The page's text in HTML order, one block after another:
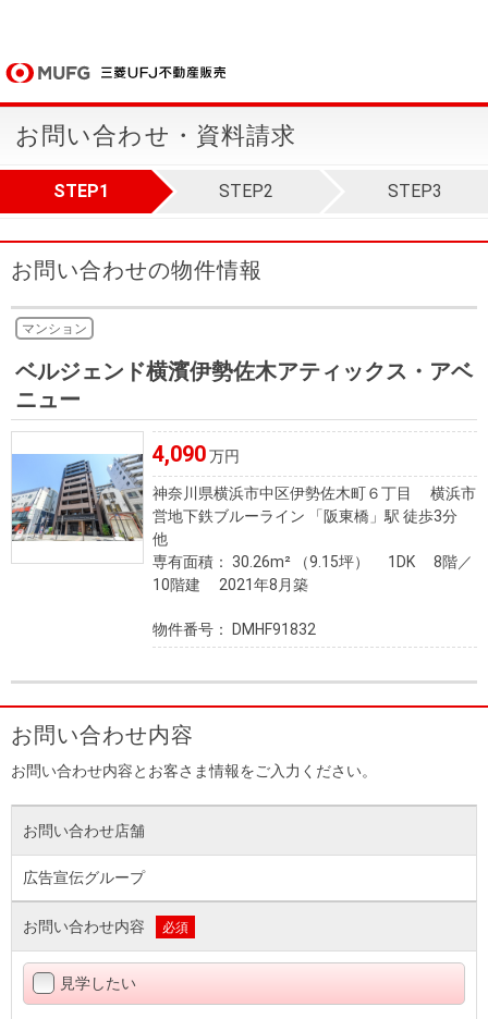
お問い合わせ・資料請求
STEP1 STEP2 STEP3
お問い合わせの物件情報
マンション
ベルジェンド横濱伊勢佐木アティックス・アベ
ニュー
4,090万円
神奈川県横浜市中区伊勢佐木町６丁目 横浜市
営地下鉄ブルーライン 「阪東橋」駅 徒歩3分
他
専有面積： 30.26m² （9.15坪） 1DK 8階／
10階建 2021年8月築
物件番号： DMHF91832
お問い合わせ内容
お問い合わせ内容とお客さま情報をご入力ください。
お問い合わせ店舗
広告宣伝グループ
お問い合わせ内容 必須
見学したい